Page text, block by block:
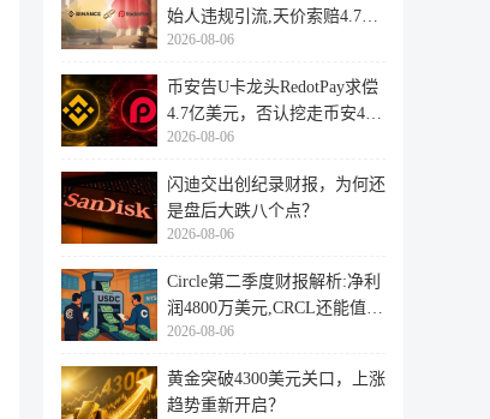
始人违规引流,天价索赔4.728
亿美
2026-08-06
币安告U卡龙头RedotPay求偿
4.7亿美元，否认挖走币安47
万用户
2026-08-06
闪迪交出创纪录财报，为何还
是盘后大跌八个点？
2026-08-06
Circle第二季度财报解析:净利
润4800万美元,CRCL还能值得
投资
2026-08-06
黄金突破4300美元关口，上涨
趋势重新开启？